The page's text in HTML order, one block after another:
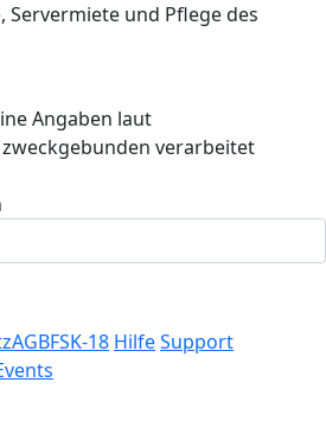
und Pflege des
Angaben laut
verarbeitet
AGBFSK-18 HilfeSupport